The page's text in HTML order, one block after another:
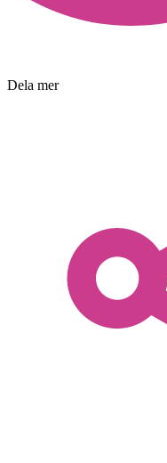
Dela mer